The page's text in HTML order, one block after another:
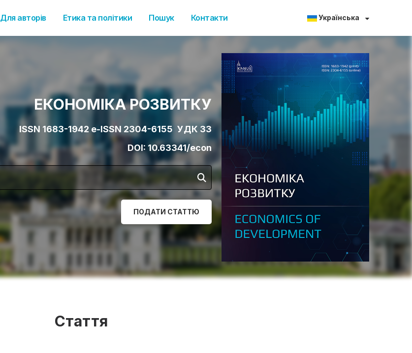
Для авторів Етика та політики Пошук Контакти Українська
ЕКОНОМІКА РОЗВИТКУ
ISSN 1683-1942 e-ISSN 2304-6155 УДК 33
DOI: 10.63341/econ
ПОДАТИ СТАТТЮ
Стаття